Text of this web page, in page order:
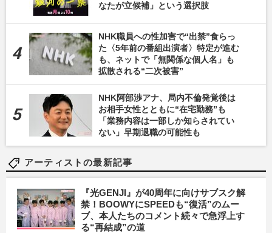
なたが立候補」という選択肢
NHK職員への性加害で“出禁”食らっ
た〈5年前の番組出演者〉特定が進む
も、ネットで「無関係な個人名」も
拡散される“二次被害”
NHK阿部渉アナ、局内不倫発覚後は
お相手女性とともに“在宅勤務”も
「業務内容は一部しか知らされてい
ない」早期退職の可能性も
アーティストの最新記事
『光GENJI』が40周年に向けサブスク解
禁！BOOWYにSPEEDも“復活”のムー
ブ、本人たちのコメント続々で急浮上す
る“再結成”の道